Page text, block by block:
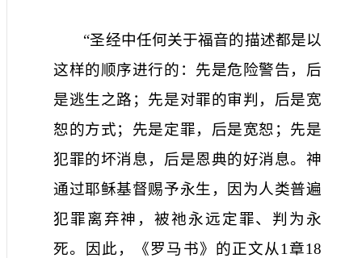
“圣经中任何关于福音的描述都是以
这样的顺序进行的：先是危险警告，后
是逃生之路；先是对罪的审判，后是宽
恕的方式；先是定罪，后是宽恕；先是
犯罪的坏消息，后是恩典的好消息。神
通过耶稣基督赐予永生，因为人类普遍
犯罪离弃神，被祂永远定罪、判为永
死。因此，《罗马书》的正文从1 章18